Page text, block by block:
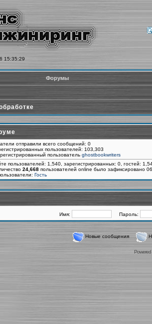
15:35:29
Форумы
отправили всего сообщений: 0
пользователей: 103,303
пользователь ghostbookwriters
пользователей: 1,540, зарегистрированных: 0, гостей:
24,668 пользователей online было зафиксировано
Гость
Имя: Пароль:
Новые сообщения